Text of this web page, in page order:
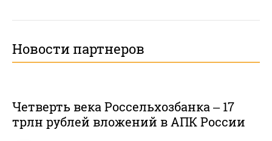
Новости партнеров
Четверть века Россельхозбанка – 17
трлн рублей вложений в АПК России